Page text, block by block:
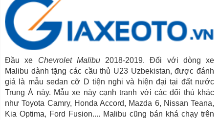
Đầu xe Chevrolet Malibu2018-2019. Đối với dòng xe
Malibu dành tặng các cầu thủ U23 Uzbekistan, được đánh
giá là mẫu sedan cỡ D tiện nghi và hiện đại tại đất nước
Trung Á này. Mẫu xe này cạnh tranh với các đối thủ khác
như Toyota Camry, Honda Accord, Mazda 6, Nissan Teana,
Kia Optima, Ford Fusion.... Malibu cũng bán khá chạy trên